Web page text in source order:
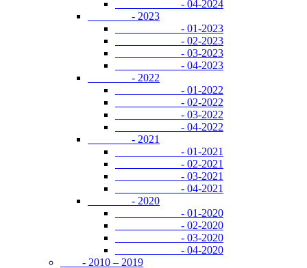
- 04-2024
- 2023
- 01-2023
- 02-2023
- 03-2023
- 04-2023
- 2022
- 01-2022
- 02-2022
- 03-2022
- 04-2022
- 2021
- 01-2021
- 02-2021
- 03-2021
- 04-2021
- 2020
- 01-2020
- 02-2020
- 03-2020
- 04-2020
- 2010 – 2019